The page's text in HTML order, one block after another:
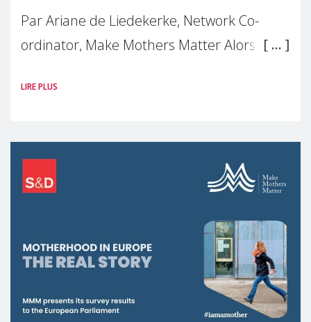
Par Ariane de Liedekerke, Network Co-
ordinator, Make Mothers Matter Alors que
encore mises à l'écart sur le plan
ce qui
LIRE PLUS